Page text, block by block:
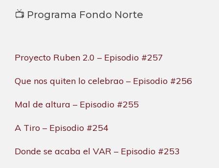
📺 Programa Fondo Norte
Proyecto Ruben 2.0 – Episodio #257
Que nos quiten lo celebrao – Episodio #256
Mal de altura – Episodio #255
A Tiro – Episodio #254
Donde se acaba el VAR – Episodio #253